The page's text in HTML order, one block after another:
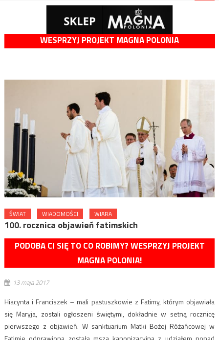
WESPRZYJ PROJEKT MAGNA POLONIA
ŚWIAT WIADOMOŚCI WIARA
100. rocznica objawień fatimskich
PODOBA CI SIĘ TO CO ROBIMY? WESPRZYJ PROJEKT
MAGNA POLONIA!
13 maja 2017
Hiacynta i Franciszek – mali pastuszkowie z Fatimy, którym objawiała
się Maryja, zostali ogłoszeni świętymi, dokładnie w setną rocznicę
pierwszego z objawień. W sanktuarium Matki Bożej Różańcowej w